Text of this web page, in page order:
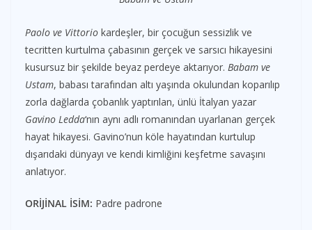
Paolo ve Vittorio kardeşler, bir çocuğun sessizlik ve
tecritten kurtulma çabasının gerçek ve sarsıcı hikayesini
kusursuz bir şekilde beyaz perdeye aktarıyor. Babam ve
Ustam, babası tarafından altı yaşında okulundan koparılıp
zorla dağlarda çobanlık yaptırılan, ünlü İtalyan yazar
Gavino Ledda‘nın aynı adlı romanından uyarlanan gerçek
hayat hikayesi. Gavino’nun köle hayatından kurtulup
dışarıdaki dünyayı ve kendi kimliğini keşfetme savaşını
anlatıyor.
ORİJİNAL İSİM: Padre padrone